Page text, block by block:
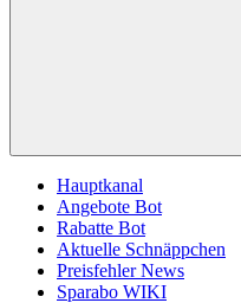
Hauptkanal
Angebote Bot
Rabatte Bot
Aktuelle Schnäppchen
Preisfehler News
Sparabo WIKI